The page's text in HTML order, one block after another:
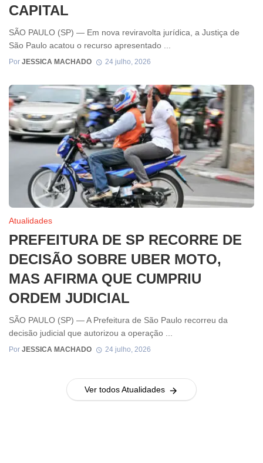
CAPITAL
SÃO PAULO (SP) — Em nova reviravolta jurídica, a Justiça de
São Paulo acatou o recurso apresentado ...
Por JESSICA MACHADO 24 julho, 2026
Atualidades
PREFEITURA DE SP RECORRE DE
DECISÃO SOBRE UBER MOTO,
MAS AFIRMA QUE CUMPRIU
ORDEM JUDICIAL
SÃO PAULO (SP) — A Prefeitura de São Paulo recorreu da
decisão judicial que autorizou a operação ...
Por JESSICA MACHADO 24 julho, 2026
Ver todos Atualidades